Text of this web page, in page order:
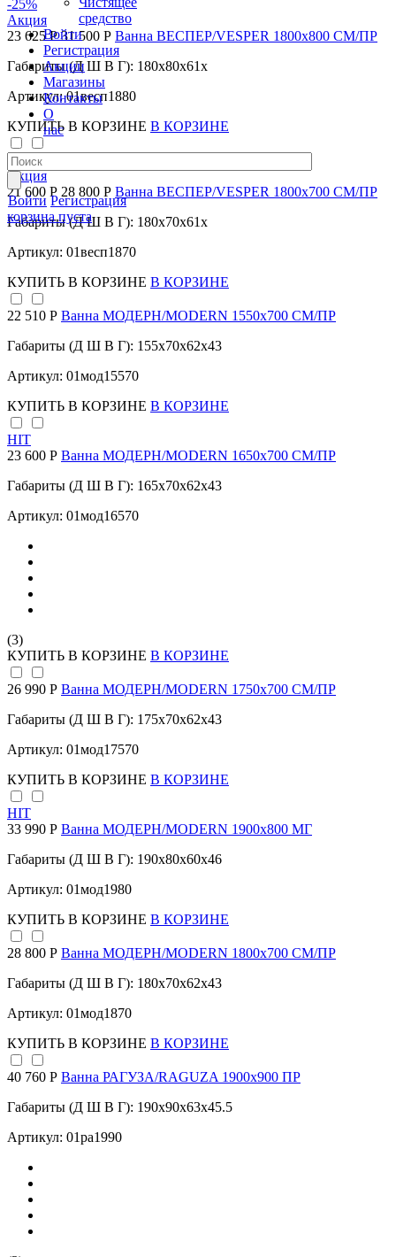
средство
Войти
Регистрация
Акции
Магазины
Контакты
О
нас
Войти Регистрация
корзина пуста
-25%
Акция
23 625 Р31 500 Р Ванна ВЕСПЕР/VESPER 1800х800 СМ/ПР
Габариты (Д Ш В Г): 180x80x61x
Артикул: 01весп1880
КУПИТЬ В КОРЗИНЕ В КОРЗИНЕ
-25%
Акция
21 600 Р 28 800 Р Ванна ВЕСПЕР/VESPER 1800х700 СМ/ПР
Габариты (Д Ш В Г): 180x70x61x
Артикул: 01весп1870
КУПИТЬ В КОРЗИНЕ В КОРЗИНЕ
22 510 Р Ванна МОДЕРН/MODERN 1550х700 СМ/ПР
Габариты (Д Ш В Г): 155x70x62x43
Артикул: 01мод15570
КУПИТЬ В КОРЗИНЕ В КОРЗИНЕ
HIT
23 600 Р Ванна МОДЕРН/MODERN 1650х700 СМ/ПР
Габариты (Д Ш В Г): 165x70x62x43
Артикул: 01мод16570
(3)
КУПИТЬ В КОРЗИНЕ В КОРЗИНЕ
26 990 Р Ванна МОДЕРН/MODERN 1750х700 СМ/ПР
Габариты (Д Ш В Г): 175x70x62x43
Артикул: 01мод17570
КУПИТЬ В КОРЗИНЕ В КОРЗИНЕ
HIT
33 990 Р Ванна МОДЕРН/MODERN 1900х800 МГ
Габариты (Д Ш В Г): 190x80x60x46
Артикул: 01мод1980
КУПИТЬ В КОРЗИНЕ В КОРЗИНЕ
28 800 Р Ванна МОДЕРН/MODERN 1800х700 СМ/ПР
Габариты (Д Ш В Г): 180x70x62x43
Артикул: 01мод1870
КУПИТЬ В КОРЗИНЕ В КОРЗИНЕ
40 760 Р Ванна РАГУЗА/RAGUZA 1900х900 ПР
Габариты (Д Ш В Г): 190x90x63x45.5
Артикул: 01ра1990